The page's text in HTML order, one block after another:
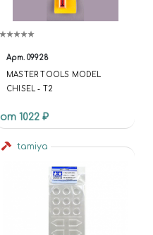
Арт. 09928
MASTER TOOLS MODEL
CHISEL - T2
от 1022 ₽
tamiya